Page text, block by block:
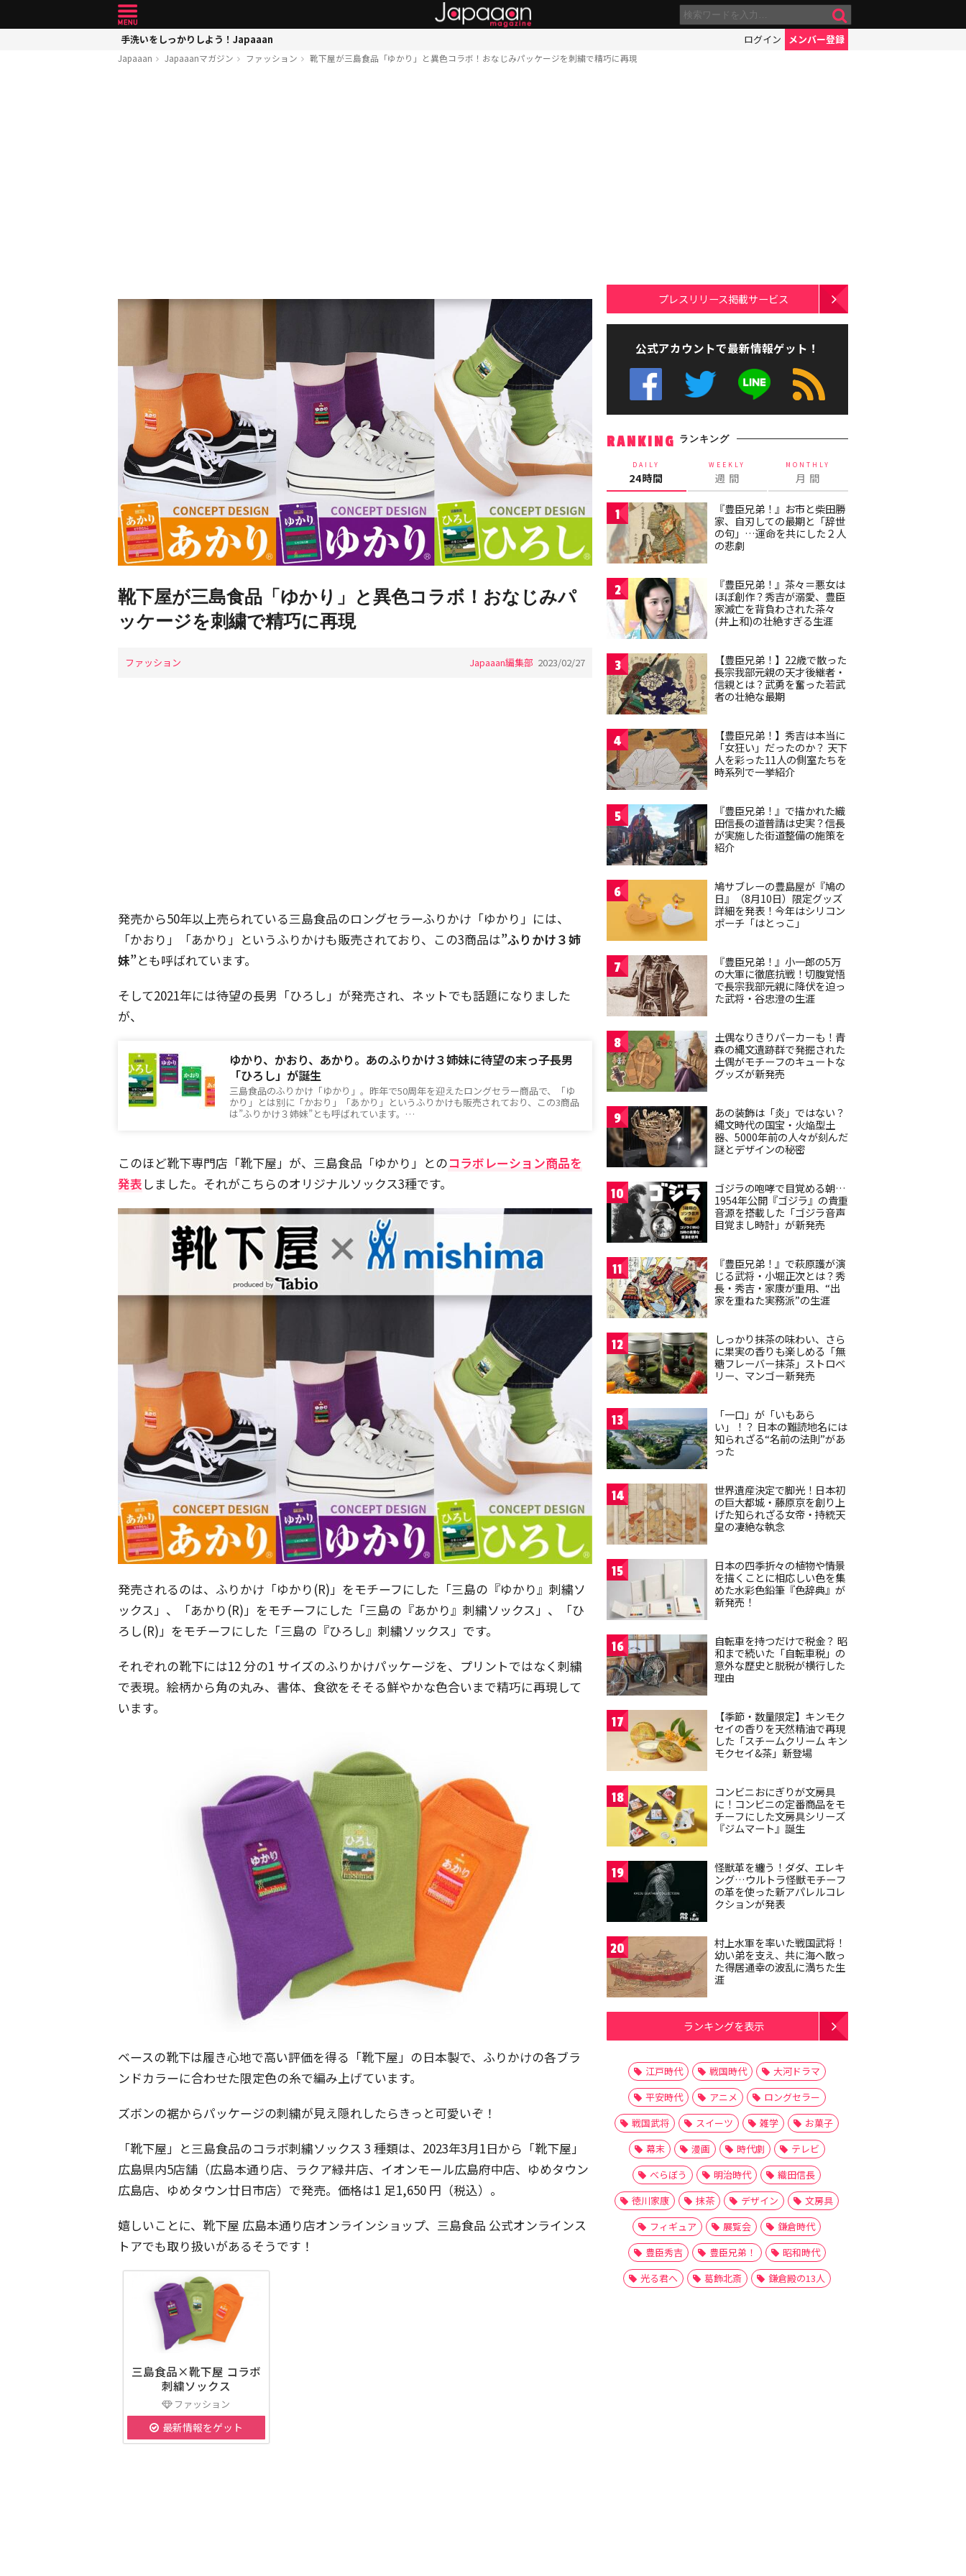
手洗いをしっかりしよう！Japaaan ログイン メンバー登録
Japaaan Japaaanマガジン ファッション 靴下屋が三島食品「ゆかり」と異色コラボ！おなじみパッケージを刺繍で精巧に再現
靴下屋が三島食品「ゆかり」と異色コラボ！おなじみパ
ッケージを刺繍で精巧に再現
ファッション Japaaan編集部 2023/02/27
発売から50年以上売られている三島食品のロングセラーふりかけ「ゆかり」には、
「かおり」「あかり」というふりかけも販売されており、この3商品は”ふりかけ３姉
妹”とも呼ばれています。
そして2021年には待望の長男「ひろし」が発売され、ネットでも話題になりました
が、
ゆかり、かおり、あかり。あのふりかけ３姉妹に待望の末っ子長男
「ひろし」が誕生
三島食品のふりかけ「ゆかり」。昨年で50周年を迎えたロングセラー商品で、「ゆ
かり」とは別に「かおり」「あかり」というふりかけも販売されており、この3商品
は”ふりかけ３姉妹”とも呼ばれています。…
このほど靴下専門店「靴下屋」が、三島食品「ゆかり」とのコラボレーション商品を
発表 しました。それがこちらのオリジナルソックス3種です。
発売されるのは、ふりかけ「ゆかり(R)」をモチーフにした「三島の『ゆかり』刺繍ソ
ックス」、「あかり(R)」をモチーフにした「三島の『あかり』刺繍ソックス」、「ひ
ろし(R)」をモチーフにした「三島の『ひろし』刺繍ソックス」です。
それぞれの靴下には12 分の1 サイズのふりかけパッケージを、プリントではなく刺繍
で表現。絵柄から角の丸み、書体、食欲をそそる鮮やかな色合いまで精巧に再現して
います。
ベースの靴下は履き心地で高い評価を得る「靴下屋」の日本製で、ふりかけの各ブラ
ンドカラーに合わせた限定色の糸で編み上げています。
ズボンの裾からパッケージの刺繍が見え隠れしたらきっと可愛いぞ！
「靴下屋」と三島食品のコラボ刺繍ソックス 3 種類は、2023年3月1日から「靴下屋」
広島県内5店舗（広島本通り店、ラクア緑井店、イオンモール広島府中店、ゆめタウン
広島店、ゆめタウン廿日市店）で発売。価格は1 足1,650 円（税込）。
嬉しいことに、靴下屋 広島本通り店オンラインショップ、三島食品 公式オンラインス
トアでも取り扱いがあるそうです！
三島食品×靴下屋 コラボ
刺繍ソックス
ファッション
最新情報をゲット
プレスリリース掲載サービス
公式アカウントで最新情報ゲット！
RANKING ランキング
DAILY
24時間
WEEKLY
週 間
MONTHLY
月 間
1
『豊臣兄弟！』お市と柴田勝
家、自刃しての最期と「辞世
の句」…運命を共にした２人
の悲劇
2
『豊臣兄弟！』茶々＝悪女は
ほぼ創作？秀吉が溺愛、豊臣
家滅亡を背負わされた茶々
(井上和)の壮絶すぎる生涯
3
【豊臣兄弟！】22歳で散った
長宗我部元親の天才後継者・
信親とは？武勇を奮った若武
者の壮絶な最期
4
【豊臣兄弟！】秀吉は本当に
「女狂い」だったのか？ 天下
人を彩った11人の側室たちを
時系列で一挙紹介
5
『豊臣兄弟！』で描かれた織
田信長の道普請は史実？信長
が実施した街道整備の施策を
紹介
6
鳩サブレーの豊島屋が『鳩の
日』（8月10日）限定グッズ
詳細を発表！今年はシリコン
ポーチ「はとっこ」
7
『豊臣兄弟！』小一郎の5万
の大軍に徹底抗戦！切腹覚悟
で長宗我部元親に降伏を迫っ
た武将・谷忠澄の生涯
8
土偶なりきりパーカーも！青
森の縄文遺跡群で発掘された
土偶がモチーフのキュートな
グッズが新発売
9
あの装飾は「炎」ではない？
縄文時代の国宝・火焔型土
器、5000年前の人々が刻んだ
謎とデザインの秘密
10
ゴジラの咆哮で目覚める朝…
1954年公開『ゴジラ』の貴重
音源を搭載した「ゴジラ音声
目覚まし時計」が新発売
11
『豊臣兄弟！』で萩原護が演
じる武将・小堀正次とは？秀
長・秀吉・家康が重用、“出
家を重ねた実務派”の生涯
12
しっかり抹茶の味わい、さら
に果実の香りも楽しめる「無
糖フレーバー抹茶」ストロベ
リー、マンゴー新発売
13
「一口」が「いもあら
い」！？ 日本の難読地名には
知られざる“名前の法則”があ
った
14
世界遺産決定で脚光！日本初
の巨大都城・藤原京を創り上
げた知られざる女帝・持統天
皇の凄絶な執念
15
日本の四季折々の植物や情景
を描くことに相応しい色を集
めた水彩色鉛筆『色辞典』が
新発売！
16
自転車を持つだけで税金？ 昭
和まで続いた「自転車税」の
意外な歴史と脱税が横行した
理由
17
【季節・数量限定】キンモク
セイの香りを天然精油で再現
した「スチームクリーム キン
モクセイ&茶」新登場
18
コンビニおにぎりが文房具
に！コンビニの定番商品をモ
チーフにした文房具シリーズ
『ジムマート』誕生
19
怪獣革を纏う！ダダ、エレキ
ング…ウルトラ怪獣モチーフ
の革を使った新アパレルコレ
クションが発表
20
村上水軍を率いた戦国武将！
幼い弟を支え、共に海へ散っ
た得居通幸の波乱に満ちた生
涯
ランキングを表示
江戸時代 戦国時代
大河ドラマ
平安時代
アニメ
ロングセラー
戦国武将
スイーツ 雑学
お菓子
幕末
漫画 時代劇
テレビ
べらぼう
明治時代
織田信長
徳川家康
抹茶 デザイン
文房具
フィギュア
展覧会
鎌倉時代
豊臣秀吉
豊臣兄弟！
昭和時代
光る君へ
葛飾北斎 鎌倉殿の13人